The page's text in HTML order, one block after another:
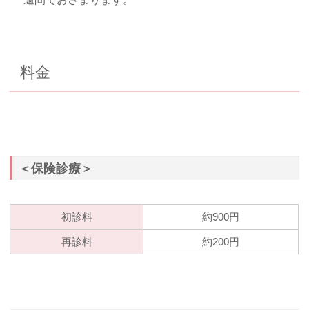
料金
＜保険診療＞
初診料 約900円
再診料 約200円